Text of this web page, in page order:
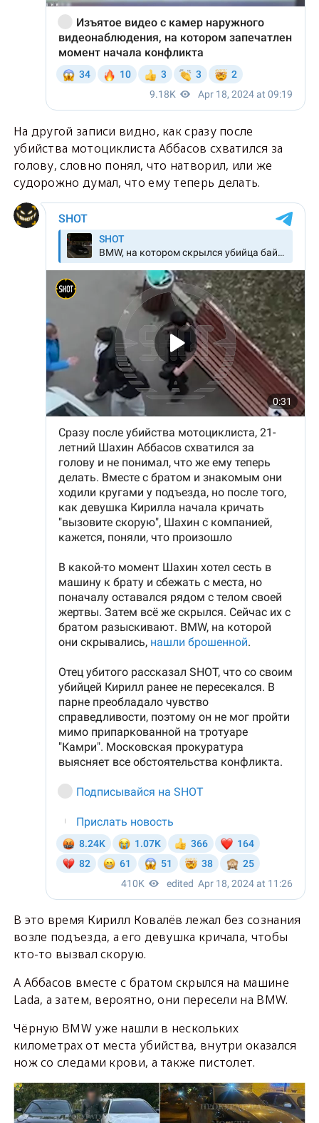
На другой записи видно, как сразу после
убийства мотоциклиста Аббасов схватился за
голову, словно понял, что натворил, или же
судорожно думал, что ему теперь делать.
В это время Кирилл Ковалёв лежал без сознания
возле подъезда, а его девушка кричала, чтобы
кто-то вызвал скорую.
А Аббасов вместе с братом скрылся на машине
Lada, а затем, вероятно, они пересели на BMW.
Чёрную BMW уже нашли в нескольких
километрах от места убийства, внутри оказался
нож со следами крови, а также пистолет.